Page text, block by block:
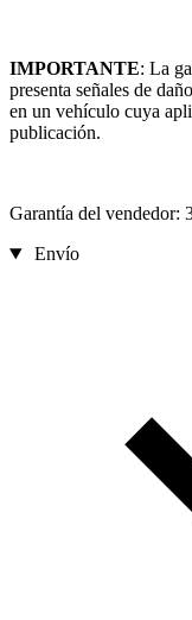
IMPORTANTE: La
presenta señales de
en un vehículo cuya
publicación.
Garantía del vendedor:
Envío